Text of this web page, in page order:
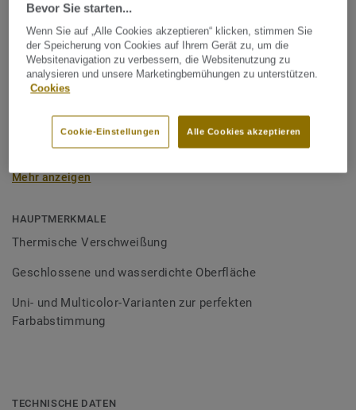
Schweißschnur für PVC-Böden
- Unicoloured GREY BEIGE
0437
zweier PVC-Bahnen verwendet und sorgen für eine
wasserdichte und geschlossene Oberfläche, Grundlage für
Schweißschnüre sind erhältlich in den Varianten Uni und
Bodenbelagssortiment abgestimmt. Durch die Verwendung
von Kontrastfarben lassen sich auch besondere
Mehr anzeigen
HAUPTMERKMALE
Thermische Verschweißung
Geschlossene und wasserdichte Oberfläche
Uni- und Multicolor-Varianten zur perfekten
Farbabstimmung
TECHNISCHE DATEN
Bevor Sie starten...
Wenn Sie auf „Alle Cookies akzeptieren“ klicken, stimmen Sie
der Speicherung von Cookies auf Ihrem Gerät zu, um die
Websitenavigation zu verbessern, die Websitenutzung zu
analysieren und unsere Marketingbemühungen zu unterstützen.
Cookies
Alle Cookies akzeptieren
Cookie-Einstellungen